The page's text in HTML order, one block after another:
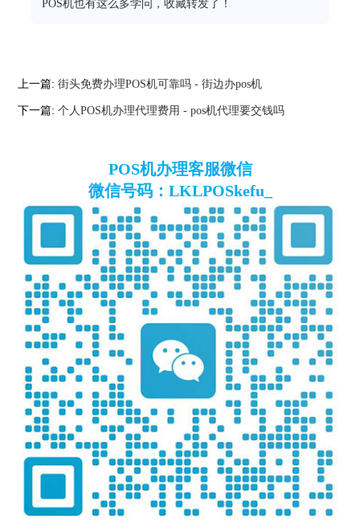
POS机也有这么多学问，收藏转发了！
上一篇:街头免费办理POS机可靠吗 - 街边办pos机
下一篇:个人POS机办理代理费用 - pos机代理要交钱吗
POS机办理客服微信
微信号码：LKLPOSkefu_